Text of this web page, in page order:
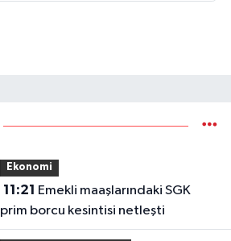
Ekonomi
11:21
prim borcu kesintisi netleşti